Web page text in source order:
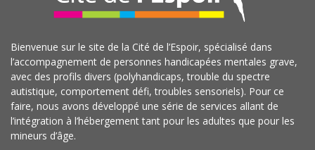
Bienvenue sur le site de la Cité de l’Espoir, spécialisé dans
l’accompagnement de personnes handicapées mentales grave,
avec des profils divers (polyhandicaps, trouble du spectre
autistique, comportement défi, troubles sensoriels). Pour ce
faire, nous avons développé une série de services allant de
l’intégration à l’hébergement tant pour les adultes que pour les
mineurs d’âge.